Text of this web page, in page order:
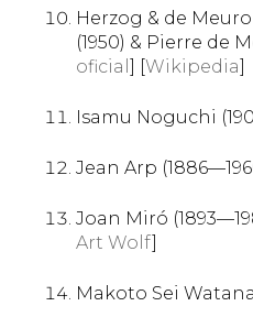
Herzog & de
(1950) & Pierre de
oficial] [Wikipedia]
Isamu Noguchi
Jean Arp
Joan Miró
Art Wolf]
Makoto Sei